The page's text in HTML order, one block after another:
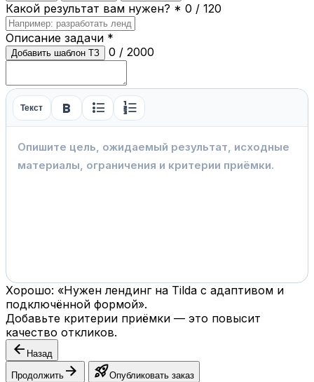
Какой результат вам нужен? * 0 / 120
Описание задачи *
Добавить шаблон ТЗ 0 / 2000
Текст format_bold format_list_bulleted format_list_numbered
Хорошо: «Нужен лендинг на Tilda с адаптивом и
подключённой формой».
Добавьте критерии приёмки — это повысит
качество откликов.
arrow_back Назад
Продолжить arrow_forward rocket_launchОпубликовать заказ